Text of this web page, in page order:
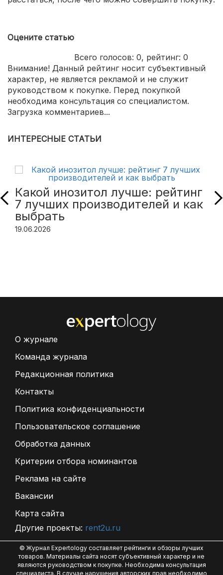
Оцените статью
Всего голосов: 0, рейтинг: 0
Внимание! Данный рейтинг носит субъективный
характер, не является рекламой и не служит
руководством к покупке. Перед покупкой
необходима консультация со специалистом.
Загрузка комментариев...
ИНТЕРЕСНЫЕ СТАТЬИ
Какой инозитол лучше: рейтинг
7 лучших производителей и как
выбрать
19.06.2026
О журнале
Команда журнала
Редакционная политика
Контакты
Политика конфиденциальности
Пользовательское соглашение
Обработка данных
Критерии отбора номинантов
Реклама на сайте
Вакансии
Карта сайта
Другие проекты: rent2u.ru
© Журнал Expertology составляет рейтинги и обзоры лучших
товаров. Материалы сайта носят субъективный характер и не
являются руководством к покупке. Необходима консультация
специалиста. В случае нарушения авторских прав необходимо